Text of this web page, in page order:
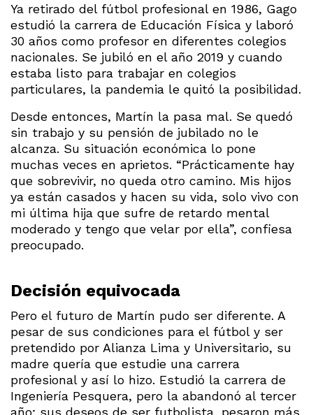
Ya retirado del fútbol profesional en 1986, Gago
estudió la carrera de Educación Física y laboró
30 años como profesor en diferentes colegios
nacionales. Se jubiló en el año 2019 y cuando
estaba listo para trabajar en colegios
particulares, la pandemia le quitó la posibilidad.
Desde entonces, Martín la pasa mal. Se quedó
sin trabajo y su pensión de jubilado no le
alcanza. Su situación económica lo pone
muchas veces en aprietos. “Prácticamente hay
que sobrevivir, no queda otro camino. Mis hijos
ya están casados y hacen su vida, solo vivo con
mi última hija que sufre de retardo mental
moderado y tengo que velar por ella”, confiesa
preocupado.
Decisión equivocada
Pero el futuro de Martín pudo ser diferente. A
pesar de sus condiciones para el fútbol y ser
pretendido por Alianza Lima y Universitario, su
madre quería que estudie una carrera
profesional y así lo hizo. Estudió la carrera de
Ingeniería Pesquera, pero la abandonó al tercer
año; sus deseos de ser futbolista, pesaron más